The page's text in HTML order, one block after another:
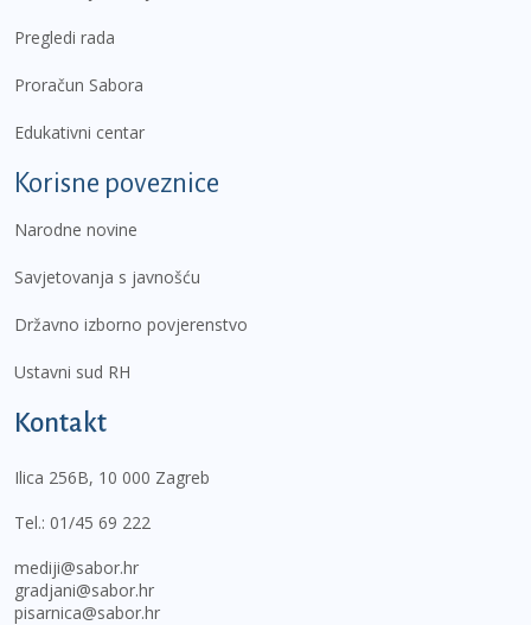
Pregledi rada
Proračun Sabora
Edukativni centar
Korisne poveznice
Narodne novine
Savjetovanja s javnošću
Državno izborno povjerenstvo
Ustavni sud RH
Kontakt
Ilica 256B, 10 000 Zagreb
Tel.: 01/45 69 222
mediji@sabor.hr
gradjani@sabor.hr
pisarnica@sabor.hr